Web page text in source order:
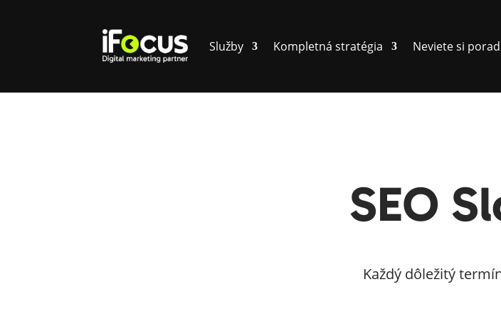
Služby Kompletná stratégia Neviete si
SEO
Každý dôležitý